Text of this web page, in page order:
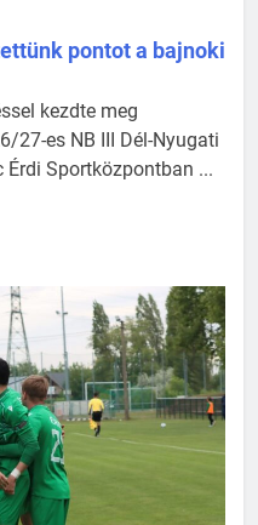
pontot a bajnoki
kezdte meg
27-es NB III Dél-Nyugati
Sportközpontban ...